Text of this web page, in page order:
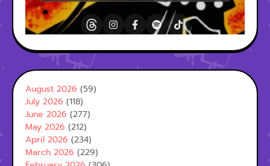
August 2026 (59)
July 2026 (118)
June 2026 (277)
May 2026 (212)
April 2026 (234)
March 2026 (229)